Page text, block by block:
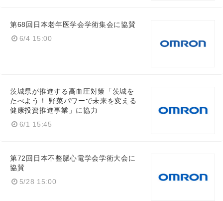
第68回日本老年医学会学術集会に協賛
6/4 15:00
茨城県が推進する高血圧対策「茨城を
たべよう！ 野菜パワーで未来を変える
健康投資推進事業」に協力
6/1 15:45
第72回日本不整脈心電学会学術大会に
協賛
5/28 15:00